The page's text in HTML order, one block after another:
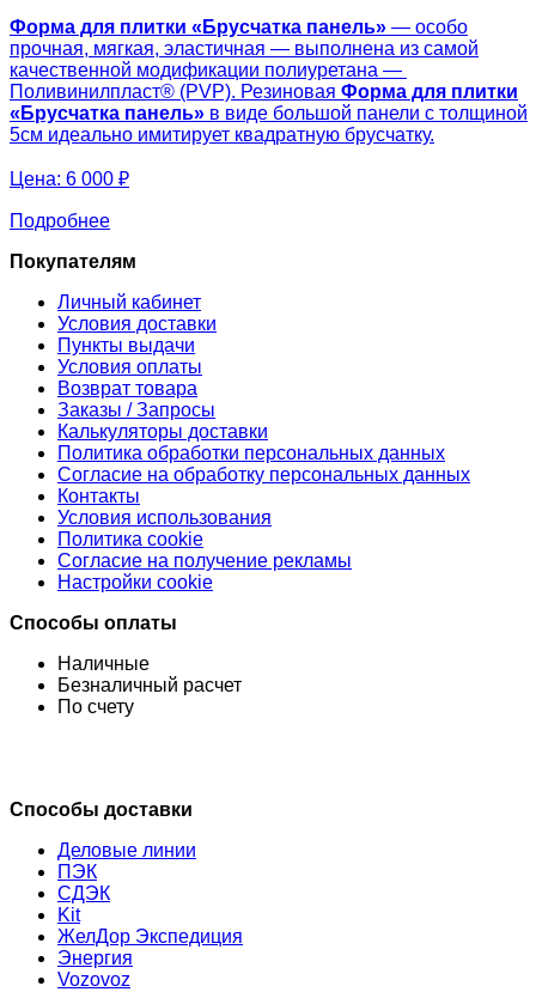
Форма для плитки «Брусчатка панель» — особо
прочная, мягкая, эластичная — выполнена из самой
качественной модификации полиуретана —
Поливинилпласт® (PVP). Резиновая Форма для плитки
« Брусчатка панель» в виде большой панели с толщиной
5см идеально имитирует квадратную брусчатку.
Цена: 6 000 ₽
Подробнее
Покупателям
Личный кабинет
Условия доставки
Пункты выдачи
Условия оплаты
Возврат товара
Заказы / Запросы
Калькуляторы доставки
Политика обработки персональных данных
Согласие на обработку персональных данных
Контакты
Условия использования
Политика cookie
Согласие на получение рекламы
Настройки cookie
Способы оплаты
Наличные
Безналичный расчет
По счету
Способы доставки
Деловые линии
ПЭК
СДЭК
Kit
ЖелДор Экспедиция
Энергия
Vozovoz